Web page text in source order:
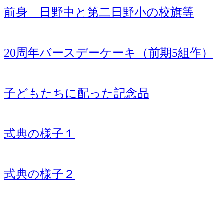
前身 日野中と第二日野小の校旗等
20周年バースデーケーキ（前期5組作）
子どもたちに配った記念品
式典の様子１
式典の様子２